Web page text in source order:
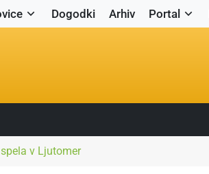
Dogodki Arhiv Portal
v Ljutomer